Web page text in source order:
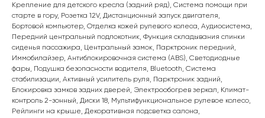
Крепление для детского кресла (задний ряд), Система помощи при
старте в гору, Розетка 12V, Дистанционный запуск двигателя,
Бортовой компьютер, Отделка кожей рулевого колеса, Аудиосистема,
Передний центральный подлокотник, Функция складывания спинки
сиденья пассажира, Центральный замок, Парктроник передний,
Иммобилайзер, Антиблокировочная система (ABS), Светодиодные
фары, Подушка безопасности водителя, Bluetooth, Система
стабилизации, Активный усилитель руля, Парктроник задний,
Блокировка замков задних дверей, Электрообогрев зеркал, Климат-
контроль 2-зонный, Диски 18, Мультифункциональное рулевое колесо,
Рейлинги на крыше, Декоративная подсветка салона,